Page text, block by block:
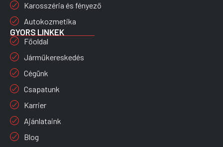
Karosszéria és fényező
Autokozmetika
GYORS LINKEK
Főoldal
Járműkereskedés
Cégünk
Csapatunk
Karrier
Ajánlataink
Blog